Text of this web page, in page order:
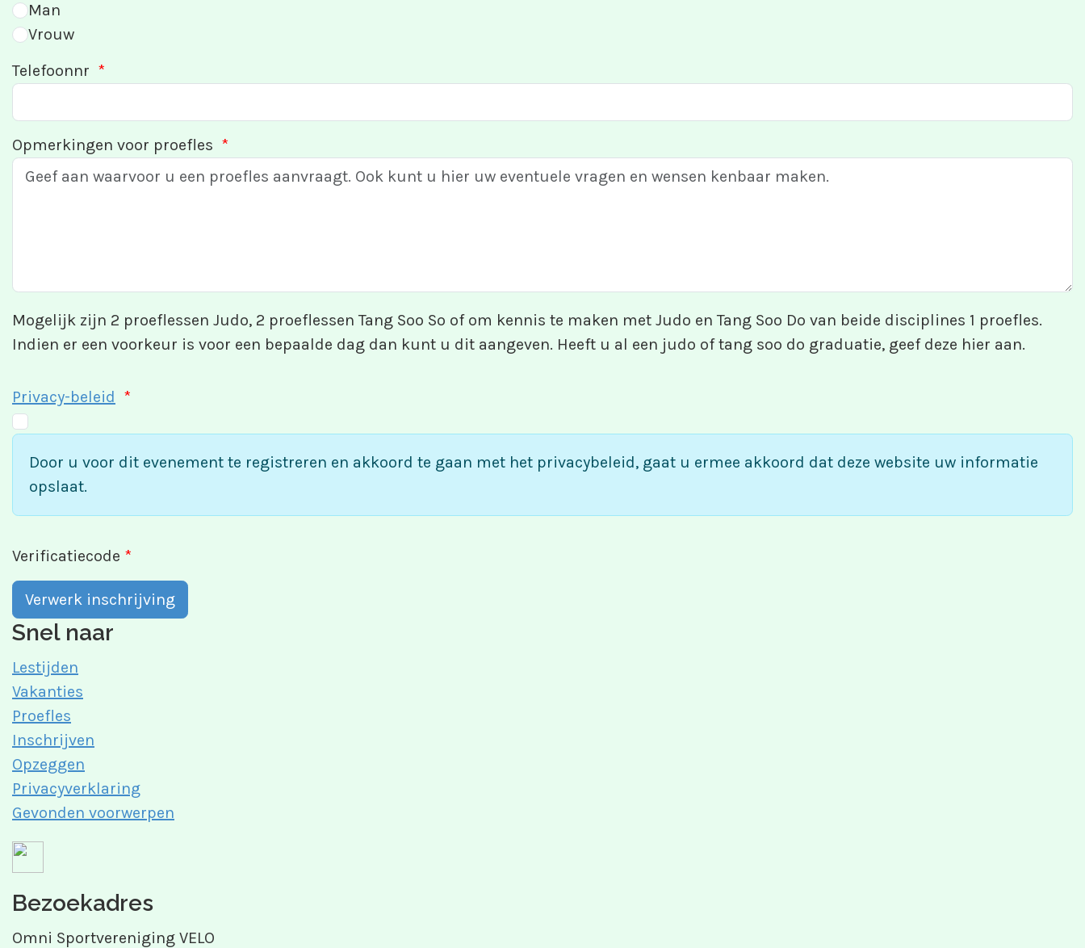
Man
Vrouw
Telefoonnr *
Opmerkingen voor proefles *
Mogelijk zijn 2 proeflessen Judo, 2 proeflessen Tang Soo So of om kennis te maken met Judo en Tang Soo Do van beide disciplines 1 proefles.
Indien er een voorkeur is voor een bepaalde dag dan kunt u dit aangeven. Heeft u al een judo of tang soo do graduatie, geef deze hier aan.
Privacy-beleid *
Door u voor dit evenement te registreren en akkoord te gaan met het privacybeleid, gaat u ermee akkoord dat deze website uw informatie
opslaat.
Verificatiecode *
Snel naar
Lestijden
Vakanties
Proefles
Inschrijven
Opzeggen
Privacyverklaring
Gevonden voorwerpen
Bezoekadres
Omni Sportvereniging VELO